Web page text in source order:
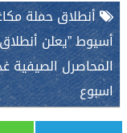
أنطلاق حملة
أسيوط ”يعلن
المحاصرل الصيفية
اسبوع